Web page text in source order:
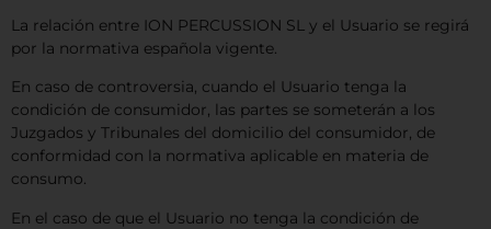
La relación entre ION PERCUSSION SL y el Usuario se regirá
por la normativa española vigente.
En caso de controversia, cuando el Usuario tenga la
condición de consumidor, las partes se someterán a los
Juzgados y Tribunales del domicilio del consumidor, de
conformidad con la normativa aplicable en materia de
consumo.
En el caso de que el Usuario no tenga la condición de